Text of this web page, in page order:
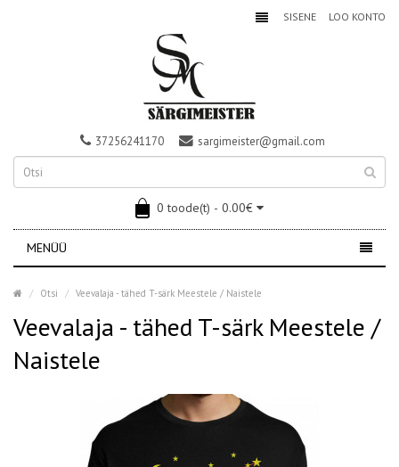
SISENE LOO KONTO
37256241170 sargimeister@gmail.com
0 toode(t) - 0.00€
MENÜÜ
Otsi Veevalaja - tähed T-särk Meestele / Naistele
Veevalaja - tähed T-särk Meestele /
Naistele